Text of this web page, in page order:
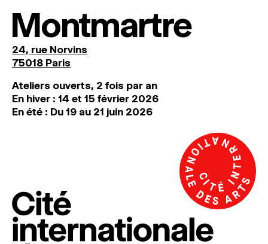
Montmartre
24, rue Norvins
75018 Paris
Ateliers ouverts, 2 fois par an
En hiver : 14 et 15 février 2026
En été : Du 19 au 21 juin 2026